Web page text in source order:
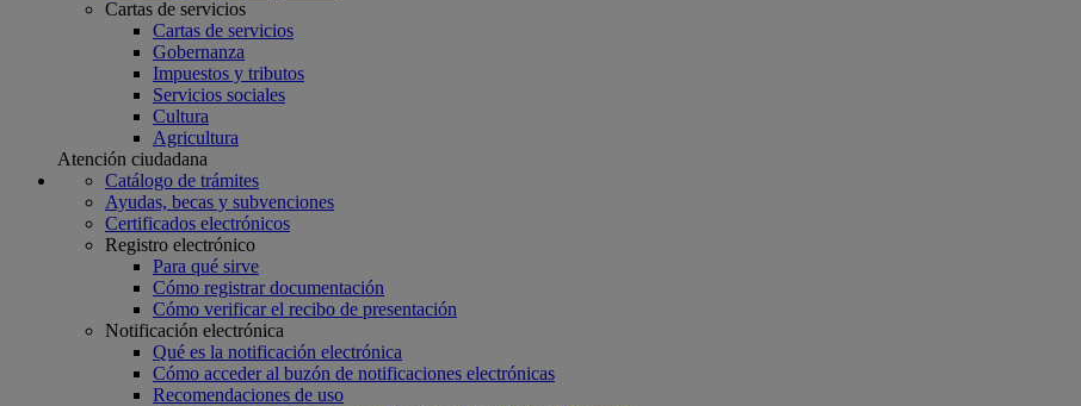
Cartas de servicios
Cartas de servicios
Gobernanza
Impuestos y tributos
Servicios sociales
Cultura
Agricultura
Atención ciudadana
Catálogo de trámites
Ayudas, becas y subvenciones
Certificados electrónicos
Registro electrónico
Para qué sirve
Cómo registrar documentación
Cómo verificar el recibo de presentación
Notificación electrónica
Qué es la notificación electrónica
Cómo acceder al buzón de notificaciones electrónicas
Recomendaciones de uso